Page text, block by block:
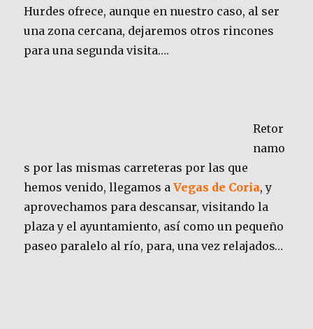
Hurdes ofrece, aunque en nuestro caso, al ser
una zona cercana, dejaremos otros rincones
para una segunda visita….
Retor
namo
s por las mismas carreteras por las que
hemos venido, llegamos aVegas de Coria, y
aprovechamos para descansar, visitando la
plaza y el ayuntamiento, así como un pequeño
paseo paralelo al río, para, una vez relajados…